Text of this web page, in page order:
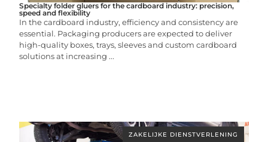
Specialty folder gluers for the cardboard industry: precision,
speed and flexibility
In the cardboard industry, efficiency and consistency are
essential. Packaging producers are expected to deliver
high-quality boxes, trays, sleeves and custom cardboard
solutions at increasing ...
ZAKELIJKE DIENSTVERLENING